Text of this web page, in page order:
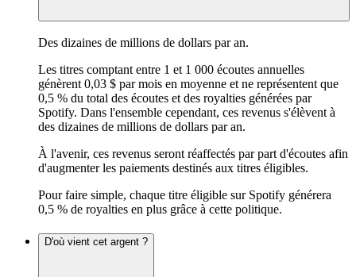
Des dizaines de millions de dollars par an.
Les titres comptant entre 1 et 1 000 écoutes annuelles
génèrent 0,03 $ par mois en moyenne et ne représentent que
0,5 % du total des écoutes et des royalties générées par
Spotify. Dans l'ensemble cependant, ces revenus s'élèvent à
des dizaines de millions de dollars par an.
À l'avenir, ces revenus seront réaffectés par part d'écoutes afin
d'augmenter les paiements destinés aux titres éligibles.
Pour faire simple, chaque titre éligible sur Spotify générera
0,5 % de royalties en plus grâce à cette politique.
D'où vient cet argent ?